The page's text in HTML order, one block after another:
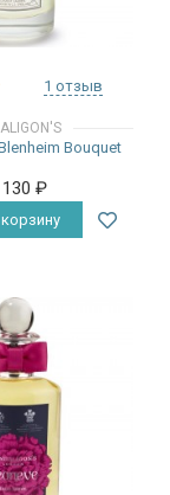
1 отзыв
Bouquet
130₽